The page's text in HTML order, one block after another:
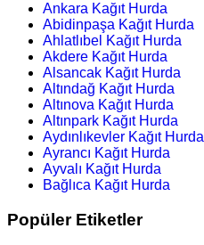
Ankara Kağıt Hurda
Abidinpaşa Kağıt Hurda
Ahlatlıbel Kağıt Hurda
Akdere Kağıt Hurda
Alsancak Kağıt Hurda
Altındağ Kağıt Hurda
Altınova Kağıt Hurda
Altınpark Kağıt Hurda
Aydınlıkevler Kağıt Hurda
Ayrancı Kağıt Hurda
Ayvalı Kağıt Hurda
Bağlıca Kağıt Hurda
Popüler Etiketler